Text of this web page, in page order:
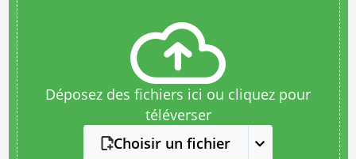
Déposez des fichiers ici ou cliquez pour
téléverser
Choisir un fichier